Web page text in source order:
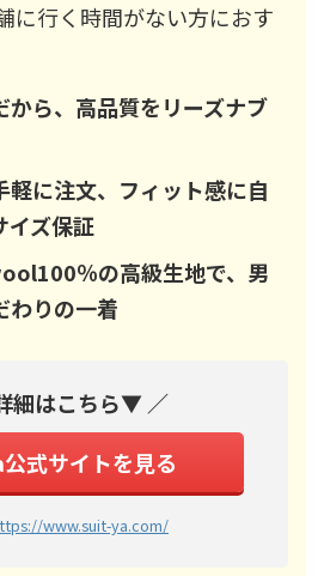
に行く時間がない方におす
から、高品質をリーズナブ
軽に注文、フィット感に自
イズ保証
％の高級生地で、男
わりの一着
細はこちら▼ ／
式サイトを見る
www.suit-ya.com/